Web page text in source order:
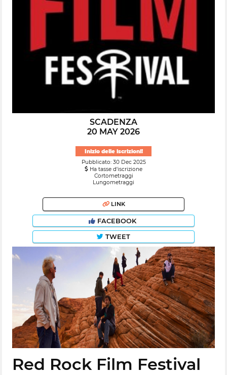
SCADENZA
20 MAY 2026
Inizio delle iscrizioni!
Pubblicato: 30 Dec 2025
Ha tasse d'iscrizione
Cortometraggi
Lungometraggi
LINK
FACEBOOK
TWEET
Red Rock Film Festival